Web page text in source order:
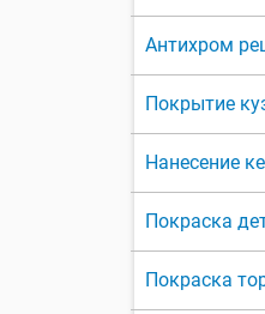
Антихром
Покрытие
Нанесение
Покраска
Покраска